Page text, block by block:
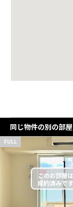
同じ物件の別の部屋
FULL